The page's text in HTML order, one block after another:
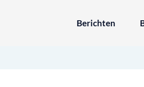
Berichten